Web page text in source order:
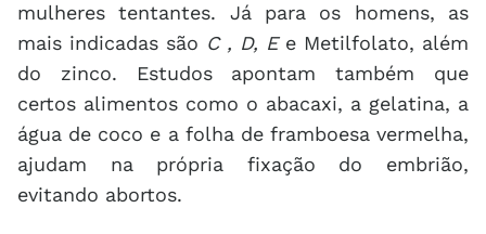
mulheres tentantes. Já para os homens, as
mais indicadas são C , D, Ee Metilfolato, além
do zinco. Estudos apontam também que
certos alimentos como o abacaxi, a gelatina, a
água de coco e a folha de framboesa vermelha,
ajudam na própria fixação do embrião,
evitando abortos.